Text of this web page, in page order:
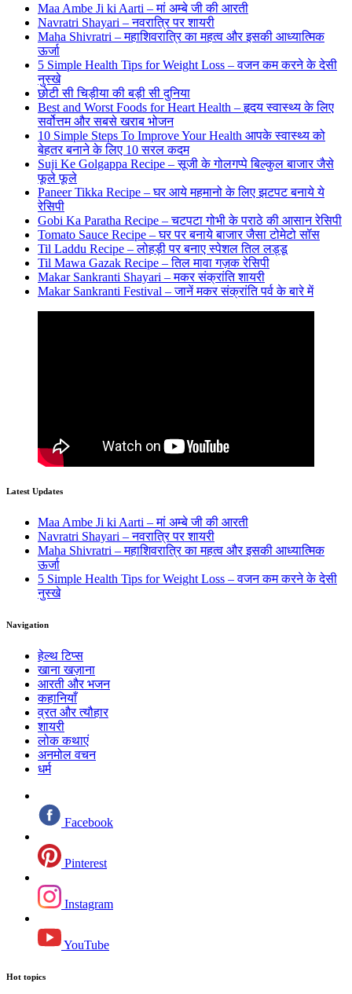
Maa Ambe Ji ki Aarti – मां अम्बे जी की आरती
Navratri Shayari – नवरात्रि पर शायरी
Maha Shivratri – महाशिवरात्रि का महत्व और इसकी आध्यात्मिक
ऊर्जा
5 Simple Health Tips for Weight Loss – वजन कम करने के देसी
नुस्खे
छोटी सी चिड़ीया की बड़ी सी दुनिया
Best and Worst Foods for Heart Health – हृदय स्वास्थ्य के लिए
सर्वोत्तम और सबसे खराब भोजन
10 Simple Steps To Improve Your Health आपके स्वास्थ्य को
बेहतर बनाने के लिए 10 सरल कदम
Suji Ke Golgappa Recipe – सूजी के गोलगप्पे बिल्कुल बाजार जैसे
फूले फूले
Paneer Tikka Recipe – घर आये महमानो के लिए झटपट बनाये ये
रेसिपी
Gobi Ka Paratha Recipe – चटपटा गोभी के पराठे की आसान रेसिपी
Tomato Sauce Recipe – घर पर बनाये बाजार जैसा टोमेटो सॉस
Til Laddu Recipe – लोहड़ी पर बनाए स्पेशल तिल लड्डू
Til Mawa Gazak Recipe – तिल मावा गज़क रेसिपी
Makar Sankranti Shayari – मकर संक्रांति शायरी
Makar Sankranti Festival – जानें मकर संक्रांति पर्व के बारे में
Latest Updates
Maa Ambe Ji ki Aarti – मां अम्बे जी की आरती
Navratri Shayari – नवरात्रि पर शायरी
Maha Shivratri – महाशिवरात्रि का महत्व और इसकी आध्यात्मिक
ऊर्जा
5 Simple Health Tips for Weight Loss – वजन कम करने के देसी
नुस्खे
Navigation
हेल्थ टिप्स
खाना खज़ाना
आरती और भजन
कहानियाँ
व्रत और त्यौहार
शायरी
लोक कथाएं
अनमोल वचन
धर्म
Facebook
Pinterest
Instagram
YouTube
Hot topics